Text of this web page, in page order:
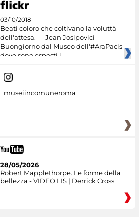
03/10/2018
Beati coloro che coltivano la voluttà
dell'attesa. — Jean Josipovici
Buongiorno dal Museo dell'#AraPacis
dove sono esposti i
museiincomuneroma
28/05/2026
Robert Mapplethorpe. Le forme della
bellezza - VIDEO LIS | Derrick Cross